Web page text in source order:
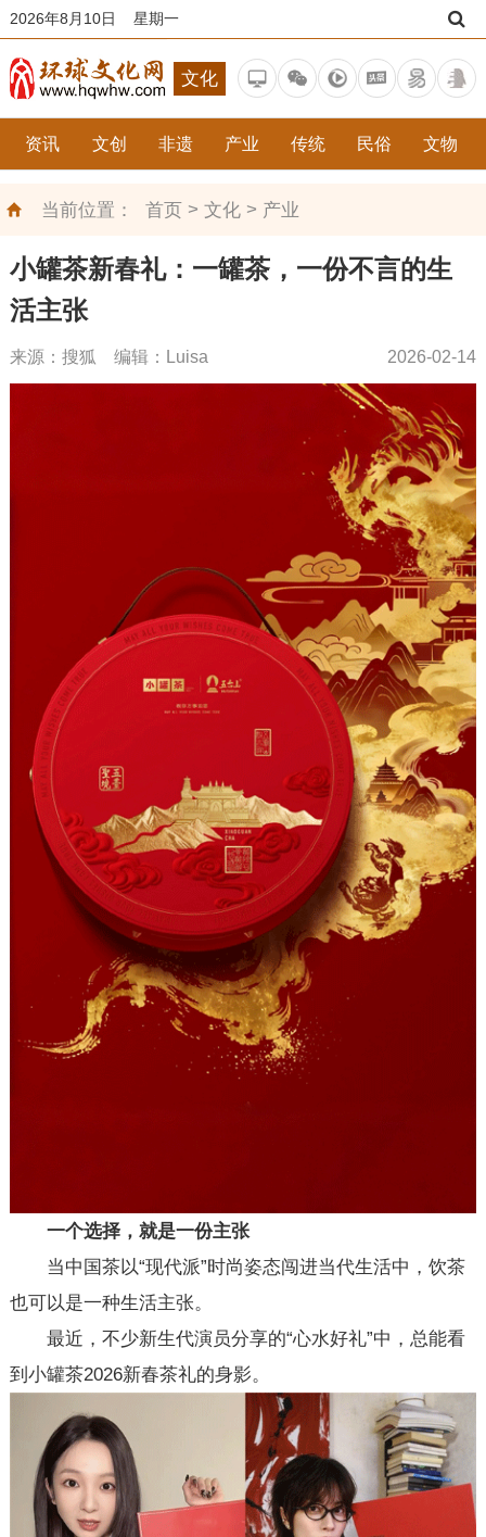
2026年8月10日 星期一
文化
资讯 文创 非遗 产业 传统 民俗 文物
当前位置： 首页> 文化> 产业
小罐茶新春礼：一罐茶，一份不言的生
活主张
来源：搜狐 编辑：Luisa 2026-02-14
一个选择，就是一份主张
当中国茶以“现代派”时尚姿态闯进当代生活中，饮茶
也可以是一种生活主张。
最近，不少新生代演员分享的“心水好礼”中，总能看
到小罐茶2026新春茶礼的身影。